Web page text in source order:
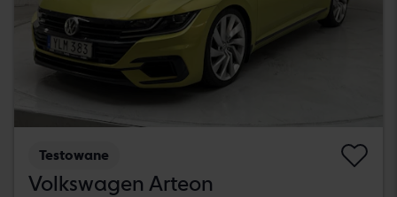
Testowane
Volkswagen Arteon